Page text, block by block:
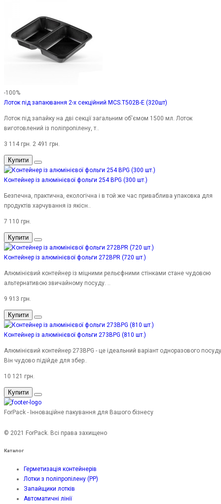
-100%
Лоток під запаювання 2-х секційний MCS.T502B-E (320шт)
Лоток під запайку на дві секції загальним об'ємом 1500 мл. Лоток
виготовлений із поліпропілену, т..
3 114 грн. 2 491 грн.
Купити
Контейнер із алюмінієвої фольги 254 BPG (300 шт.)
Безпечна, практична, екологічна і в той же час приваблива упаковка для
продуктів харчування із якісн..
7 110 грн.
Купити
Контейнер із алюмінієвої фольги 272BPR (720 шт.)
Алюмінієвий контейнер із міцними рельєфними стінками стане чудовою
альтернативою звичайному посуду. ..
9 913 грн.
Купити
Контейнер із алюмінієвої фольги 273BPG (810 шт.)
Алюмінієвий контейнер 273BPG - це ідеальний варіант одноразового
Він чудово підійде для збер..
10 121 грн.
Купити
ForPack - Інноваційне пакування для Вашого бізнесу
© 2021 ForPack. Всі права захищено
Каталог
Герметизація контейнерів
Лотки з поліпропілену (PP)
Запайщики лотків
Автоматичні лінії